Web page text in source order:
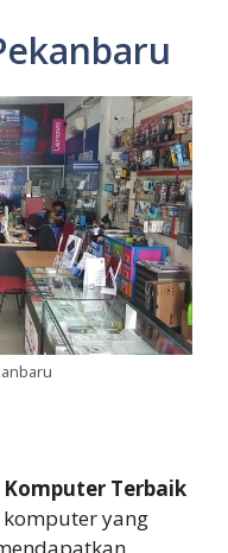
Komputer Terbaik
yang